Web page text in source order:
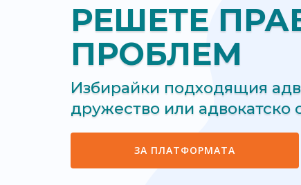
РЕШЕТЕ
ПРОБЛЕМ
Избирайки подходящия
дружество или адвокатско
ЗА ПЛАТФОРМАТА